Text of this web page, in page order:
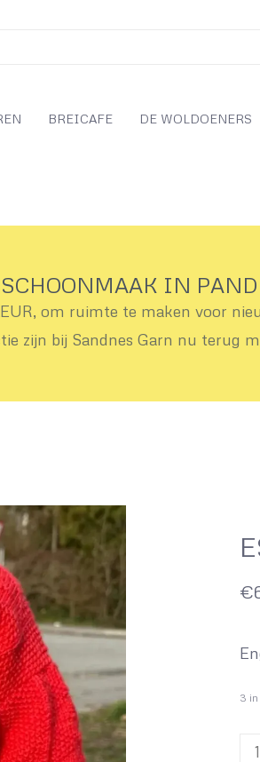
BREICAFE DE WOLDOENERS
IN
om ruimte te maken voor
zijn bij Sandnes Garn nu terug
3